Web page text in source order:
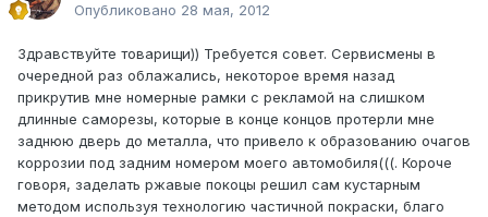
Опубликовано 28 мая, 2012
Здравствуйте товарищи)) Требуется совет. Сервисмены в
очередной раз облажались, некоторое время назад
прикрутив мне номерные рамки с рекламой на слишком
длинные саморезы, которые в конце концов протерли мне
заднюю дверь до металла, что привело к образованию очагов
коррозии под задним номером моего автомобиля(((. Короче
говоря, заделать ржавые покоцы решил сам кустарным
методом используя технологию частичной покраски, благо